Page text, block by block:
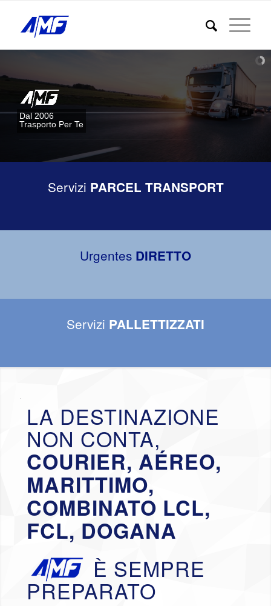
Dal 2006
Trasporto Per Te
Servizi PARCEL TRANSPORT
Urgentes DIRETTO
Servizi PALLETTIZZATI
LA DESTINAZIONE
NON CONTA,
COURIER, AÉREO,
MARITTIMO,
COMBINATO LCL,
FCL, DOGANA
È SEMPRE
PREPARATO